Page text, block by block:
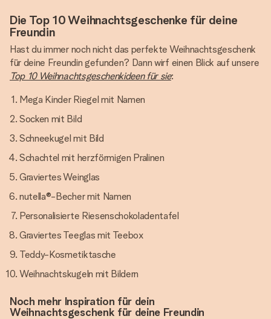
Die Top 10 Weihnachtsgeschenke für deine
Freundin
Hast du immer noch nicht das perfekte Weihnachtsgeschenk
für deine Freundin gefunden? Dann wirf einen Blick auf unsere
Top 10 Weihnachtsgeschenkideen für sie:
Mega Kinder Riegel mit Namen
Socken mit Bild
Schneekugel mit Bild
Schachtel mit herzförmigen Pralinen
Graviertes Weinglas
nutella®-Becher mit Namen
Personalisierte Riesenschokoladentafel
Graviertes Teeglas mit Teebox
Teddy-Kosmetiktasche
Weihnachtskugeln mit Bildern
Noch mehr Inspiration für dein
Weihnachtsgeschenk für deine Freundin